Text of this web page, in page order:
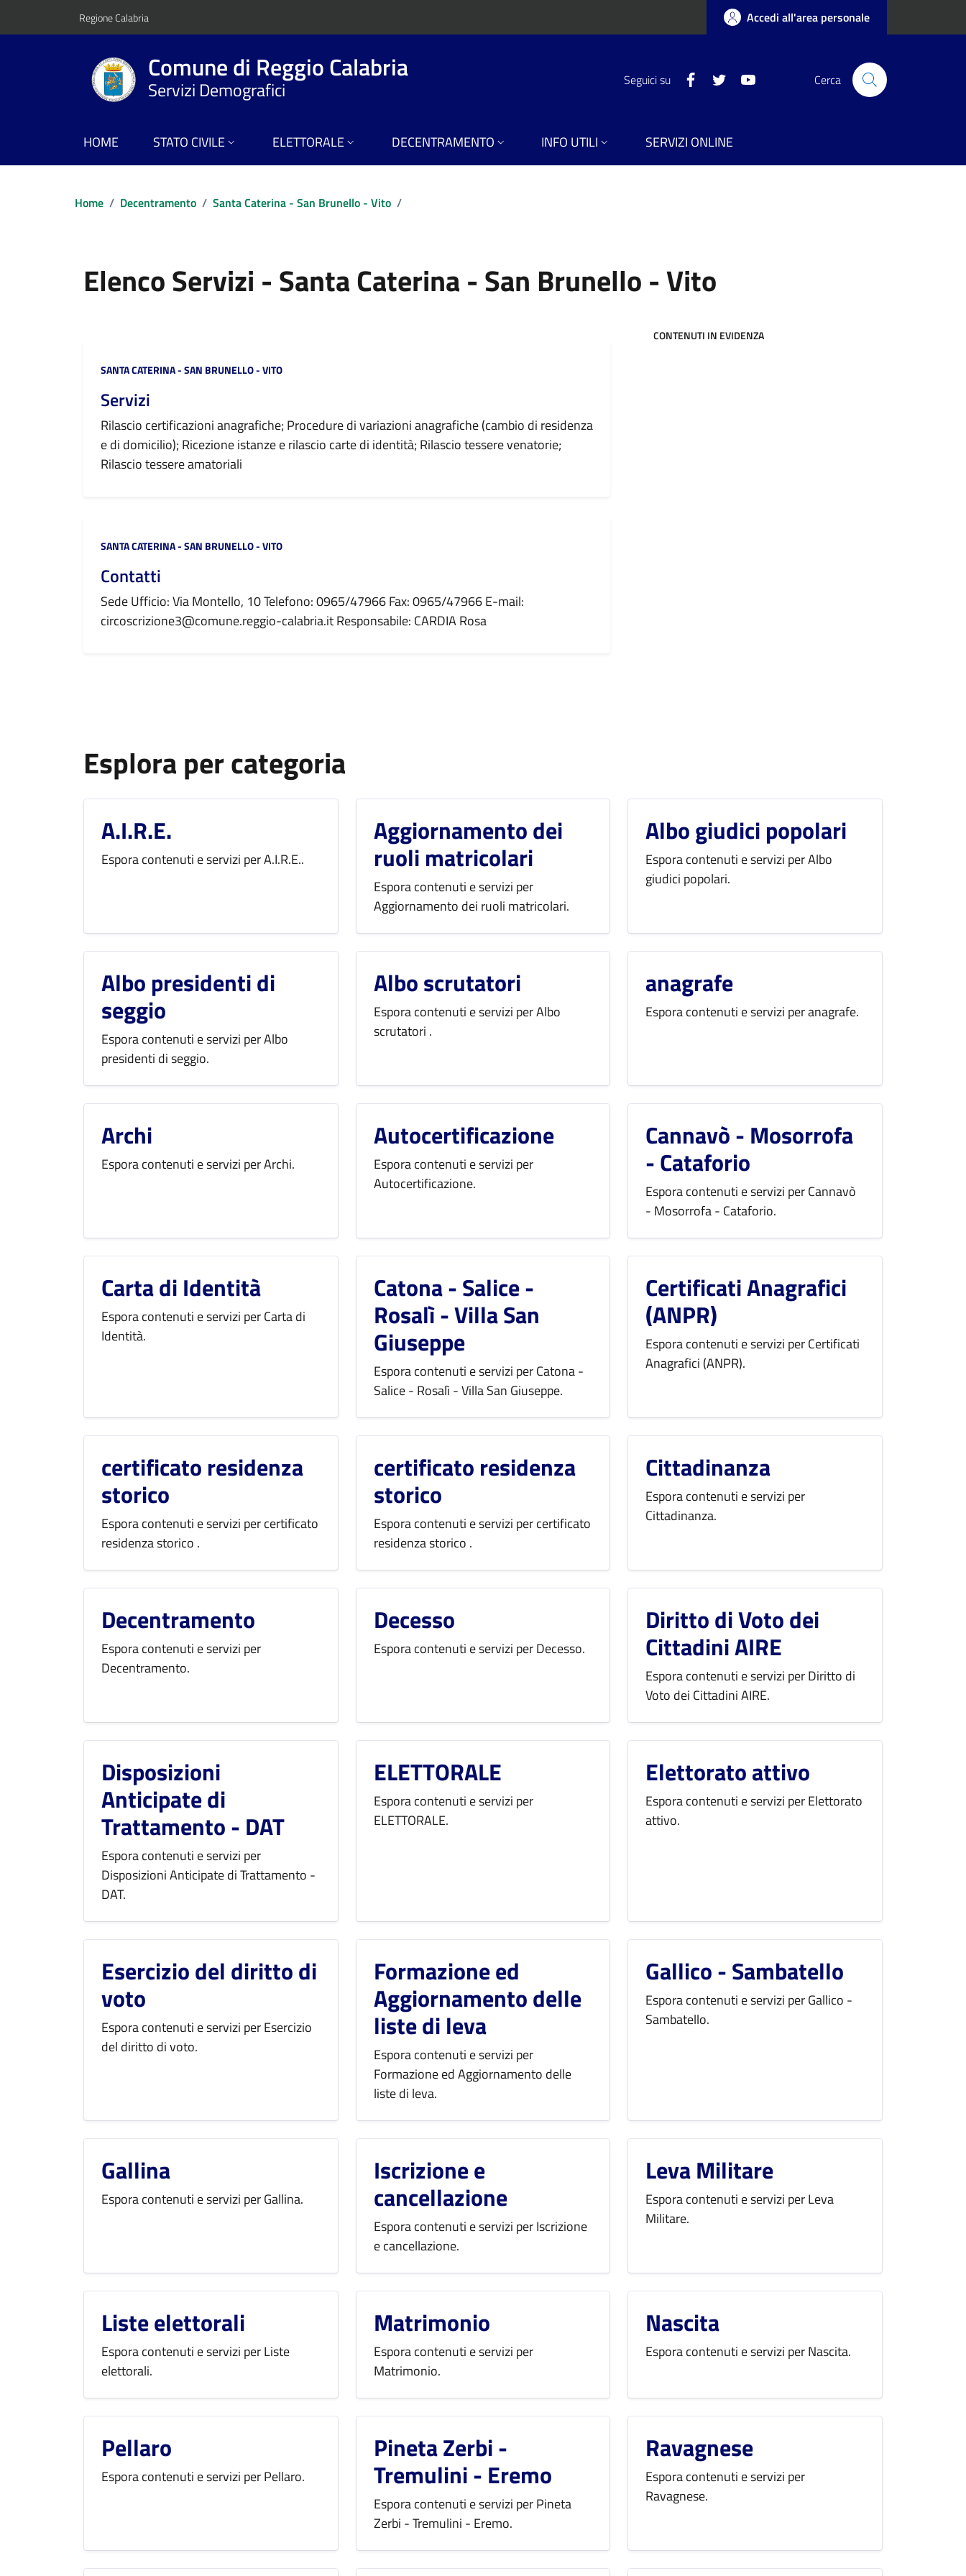
Regione Calabria Accedi all'area personale
Comune di Reggio Calabria
Servizi Demografici Seguici su FacebookTwitter Cerca
HOME STATO CIVILE ELETTORALE DECENTRAMENTO INFO UTILI SERVIZI ONLINE
Home / Decentramento / Santa Caterina - San Brunello - Vito /
Elenco Servizi - Santa Caterina - San Brunello - Vito
Categoria:
SANTA CATERINA - SAN BRUNELLO - VITO
Servizi
Rilascio certificazioni anagrafiche; Procedure di variazioni anagrafiche (cambio di residenza
e di domicilio); Ricezione istanze e rilascio carte di identità; Rilascio tessere venatorie;
Rilascio tessere amatoriali
Categoria:
SANTA CATERINA - SAN BRUNELLO - VITO
Contatti
Sede Ufficio: Via Montello, 10 Telefono: 0965/47966 Fax: 0965/47966 E-mail:
circoscrizione3@comune.reggio-calabria.it Responsabile: CARDIA Rosa
CONTENUTI IN EVIDENZA
Esplora per categoria
A.I.R.E.
Espora contenuti e servizi per A.I.R.E..
Aggiornamento dei
ruoli matricolari
Espora contenuti e servizi per
Aggiornamento dei ruoli matricolari.
Albo giudici popolari
Espora contenuti e servizi per Albo
giudici popolari.
Albo presidenti di
seggio
Espora contenuti e servizi per Albo
presidenti di seggio.
Albo scrutatori
Espora contenuti e servizi per Albo
scrutatori .
anagrafe
Espora contenuti e servizi per anagrafe.
Archi
Espora contenuti e servizi per Archi.
Autocertificazione
Espora contenuti e servizi per
Autocertificazione.
Cannavò - Mosorrofa
- Cataforio
Espora contenuti e servizi per Cannavò
- Mosorrofa - Cataforio.
Carta di Identità
Espora contenuti e servizi per Carta di
Identità.
Catona - Salice -
Rosalì - Villa San
Giuseppe
Espora contenuti e servizi per Catona -
Salice - Rosalì - Villa San Giuseppe.
Certificati Anagrafici
(ANPR)
Espora contenuti e servizi per Certificati
Anagrafici (ANPR).
certificato residenza
storico
Espora contenuti e servizi per certificato
residenza storico .
certificato residenza
storico
Espora contenuti e servizi per certificato
residenza storico .
Cittadinanza
Espora contenuti e servizi per
Cittadinanza.
Decentramento
Espora contenuti e servizi per
Decentramento.
Decesso
Espora contenuti e servizi per Decesso.
Diritto di Voto dei
Cittadini AIRE
Espora contenuti e servizi per Diritto di
Voto dei Cittadini AIRE.
Disposizioni
Anticipate di
Trattamento - DAT
Espora contenuti e servizi per
Disposizioni Anticipate di Trattamento -
DAT.
ELETTORALE
Espora contenuti e servizi per
ELETTORALE.
Elettorato attivo
Espora contenuti e servizi per Elettorato
attivo.
Esercizio del diritto di
voto
Espora contenuti e servizi per Esercizio
del diritto di voto.
Formazione ed
Aggiornamento delle
liste di leva
Espora contenuti e servizi per
Formazione ed Aggiornamento delle
liste di leva.
Gallico - Sambatello
Espora contenuti e servizi per Gallico -
Sambatello.
Gallina
Espora contenuti e servizi per Gallina.
Iscrizione e
cancellazione
Espora contenuti e servizi per Iscrizione
e cancellazione.
Leva Militare
Espora contenuti e servizi per Leva
Militare.
Liste elettorali
Espora contenuti e servizi per Liste
elettorali.
Matrimonio
Espora contenuti e servizi per
Matrimonio.
Nascita
Espora contenuti e servizi per Nascita.
Pellaro
Espora contenuti e servizi per Pellaro.
Pineta Zerbi -
Tremulini - Eremo
Espora contenuti e servizi per Pineta
Zerbi - Tremulini - Eremo.
Ravagnese
Espora contenuti e servizi per
Ravagnese.